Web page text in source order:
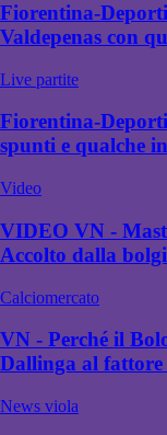
Fiorentina-
Valdepenas con
Live partite
Fiorentina-
spunti e qualche
Video
VIDEO VN -
Accolto dalla
Calciomercato
VN - Perché il
Dallinga al
News viola